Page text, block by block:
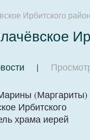
Ирбитского
|
(Маргариты)
Ирбитского
храма иерей